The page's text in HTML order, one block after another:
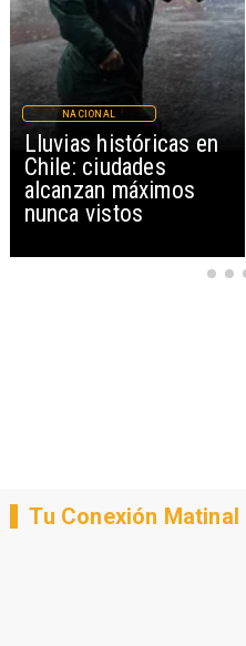
Lluvias históricas en
Chile: ciudades
alcanzan máximos
nunca vistos
NACIONAL
Tu Conexión Matinal